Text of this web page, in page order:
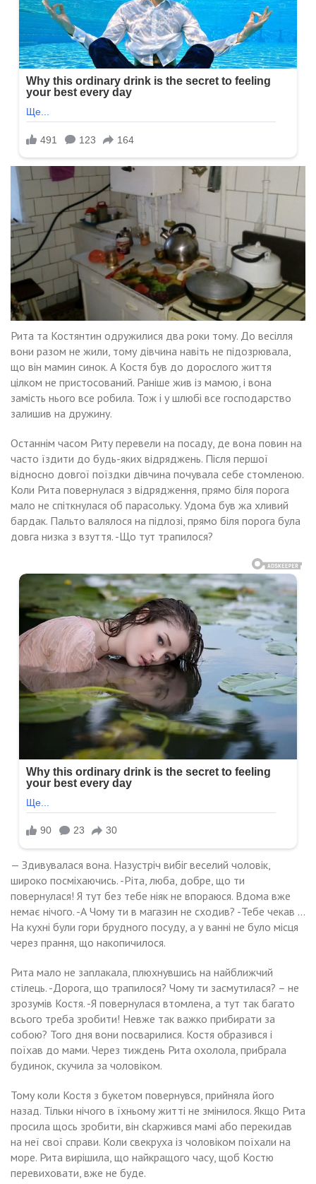
Рита та Костянтин одружилися два роки тому. До весілля
вони разом не жили, тому дівчина навіть не підозрювала,
що він мамин синок. А Костя був до дорослого життя
цілком не пристосований. Раніше жив із мамою, і вона
замість нього все робила. Тож і у шлюбі все господарство
залишив на дружину.
Останнім часом Риту перевели на посаду, де вона повин на
часто їздити до будь-яких відряджень. Після першої
відносно довгої поїздки дівчина почувала себе стомленою.
Коли Рита повернулася з відрядження, прямо біля порога
мало не спіткнулася об парасольку. Удома був жа хливий
бардак. Пальто валялося на підлозі, прямо біля порога була
довга низка з взуття. -Що тут трапилося?
— Здивувалася вона. Назустріч вибіг веселий чоловік,
широко посміхаючись. -Ріта, люба, добре, що ти
повернулася! Я тут без тебе ніяк не впораюся. Вдома вже
немає нічого. -А Чому ти в магазин не сходив? -Тебе чекав …
На кухні були гори брудного посуду, а у ванні не було місця
через прання, що накопичилося.
Рита мало не заnлакала, плюхнувшись на найближчий
стілець. -Дорога, що трапилося? Чому ти засмутилася? – не
зрозумів Костя. -Я повернулася втомлена, а тут так багато
всього треба зробити! Невже так важко прибирати за
собою? Того дня вони nосварилися. Костя образився і
поїхав до мами. Через тиждень Рита охолола, прибрала
будинок, скучила за чоловіком.
Тому коли Костя з букетом повернувся, прийняла його
назад. Тільки нічого в їхньому житті не змінилося. Якщо Рита
просила щось зробити, він сkаржився мамі або перекидав
на неї свої справи. Коли свекруха із чоловіком поїхали на
море. Рита вирішила, що найкращого часу, щоб Костю
перевиховати, вже не буде.